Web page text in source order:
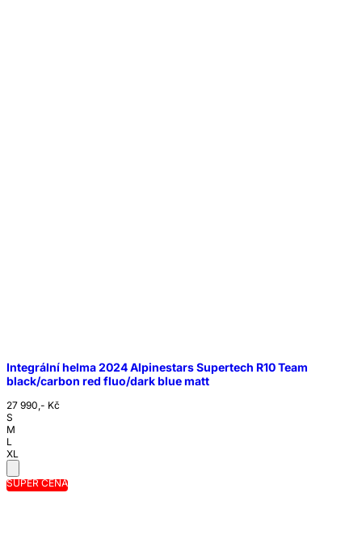
Integrální helma 2024 Alpinestars Supertech R10 Team
black/carbon red fluo/dark blue matt
27 990,- Kč
S
M
L
XL
SUPER CENA